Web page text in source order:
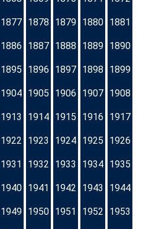
1877 1878 1879 1880 1881
1886 1887 1888 1889 1890
1895 1896 1897 1898 1899
1904 1905 1906 1907 1908
1913 1914 1915 1916 1917
1922 1923 1924 1925 1926
1931 1932 1933 1934 1935
1940 1941 1942 1943 1944
1949 1950 1951 1952 1953